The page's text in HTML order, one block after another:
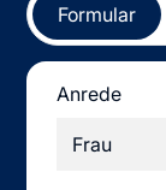
Formular
Anrede